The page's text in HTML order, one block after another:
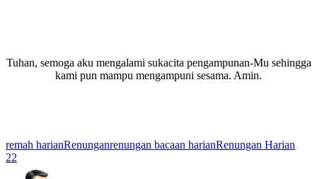
Tuhan, semoga aku mengalami sukacita pengampunan-Mu sehingga
kami pun mampu mengampuni sesama. Amin.
remah harianRenunganrenungan bacaan harianRenungan Harian
22